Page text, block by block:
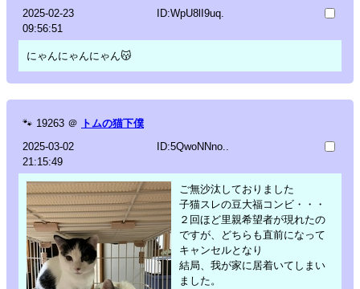
2025-02-23
09:56:51
ID:WpU8lI9uq.
にゃんにゃんにゃん😽
🐾 19263 ＠ トムの猫下僕
2025-03-02
21:15:49
ID:5QwoNNno..
ご無沙汰しておりました
子猫スレの豆大福コンビ・・・
２回ほど里親希望者が現れたの
ですが、どちらも直前になって
キャンセルとなり
結局、我が家に居着いてしまい
ました。